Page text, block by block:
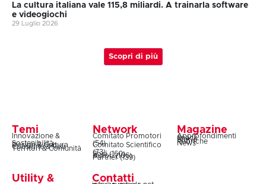
La cultura italiana vale 115,8 miliardi. A trainarla software
e videogiochi
29 Luglio 2026
Scopri di più
Temi
Innovazione &
Sostenibilità
Design & Cultura
Coesione & Reti
Territori & Comunità
Network
Comitato Promotori
(54)
Comitato Scientifico
(73)
Soci (160)
Autori (106)
Partner (139)
Magazine
Approfondimenti
Snack
Storie
Rubriche
News
Utility &
Contatti